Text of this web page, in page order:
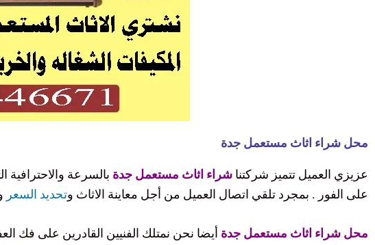
محل شراء اثاث مستعمل جدة
عزيزي العميل تتميز شركتنا شراء اثاث مستعمل جدة بالسرعة
على الفور . بمجرد تلقي اتصال العميل من أجل معاينة الاثاث وتحديد السعر
محل شراء اثاث مستعمل جدة أيضا نحن نمتلك الفنيين القادرين على فك